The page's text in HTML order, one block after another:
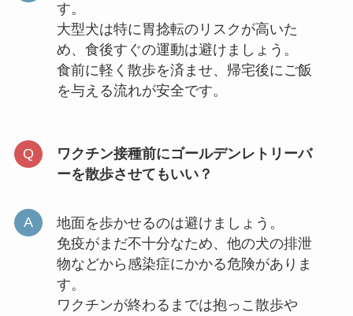
す。
大型犬は特に胃捻転のリスクが高いた
め、食後すぐの運動は避けましょう。
食前に軽く散歩を済ませ、帰宅後にご飯
を与える流れが安全です。
ワクチン接種前にゴールデンレトリーバ
ーを散歩させてもいい？
地面を歩かせるのは避けましょう。
免疫がまだ不十分なため、他の犬の排泄
物などから感染症にかかる危険がありま
す。
ワクチンが終わるまでは抱っこ散歩や